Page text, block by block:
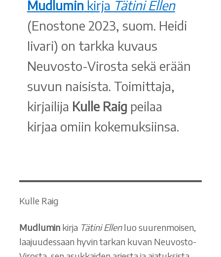
Mudlumin kirja Tätini Ellen
(Enostone 2023, suom. Heidi
Iivari) on tarkka kuvaus
Neuvosto-Virosta sekä erään
suvun naisista. Toimittaja,
kirjailija Kulle Raig peilaa
kirjaa omiin kokemuksiinsa.
Kulle Raig
Mudluminkirja Tätini Ellenluo suurenmoisen,
laajuudessaan hyvin tarkan kuvan Neuvosto-